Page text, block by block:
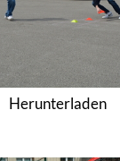
Herunterladen